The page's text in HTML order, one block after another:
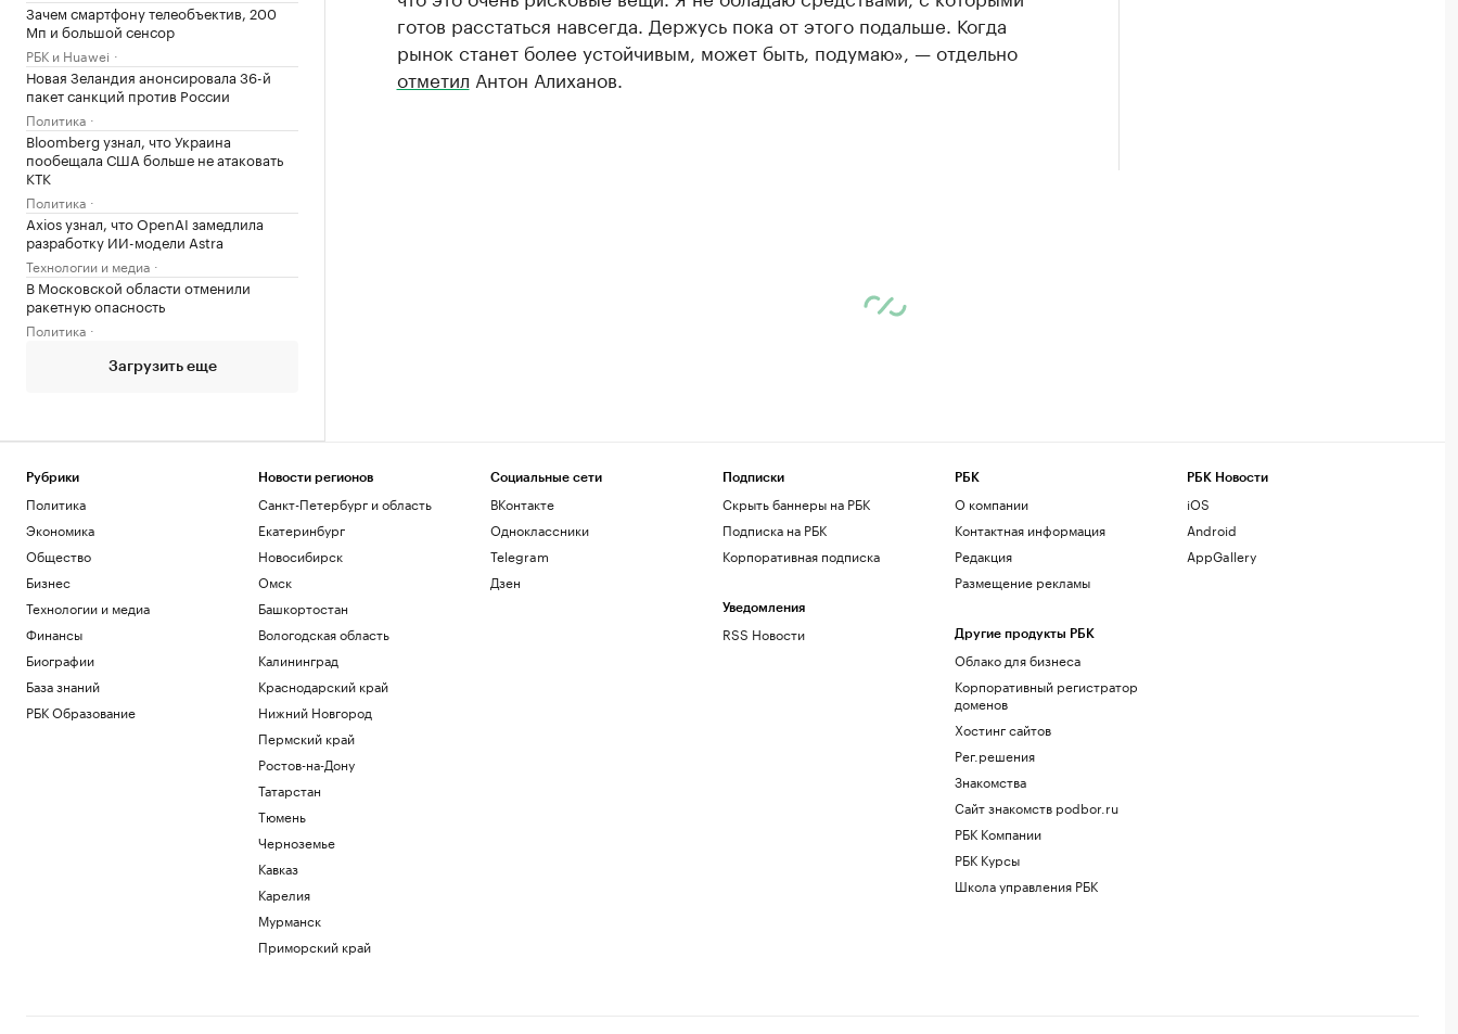
Зачем смартфону телеобъектив, 200
Мп и большой сенсор
РБК и Huawei
Новая Зеландия анонсировала 36-й
пакет санкций против России
Политика
Bloomberg узнал, что Украина
пообещала США больше не атаковать
КТК
Политика
Axios узнал, что OpenAI замедлила
разработку ИИ-модели Astra
Технологии и медиа
В Московской области отменили
ракетную опасность
Политика
Загрузить еще
готов расстаться навсегда. Держусь пока от этого подальше. Когда
рынок станет более устойчивым, может быть, подумаю», — отдельно
отметил Антон Алиханов.
Рубрики
Политика
Экономика
Общество
Бизнес
Технологии и медиа
Финансы
Биографии
База знаний
РБК Образование
Новости регионов
Санкт-Петербург и область
Екатеринбург
Новосибирск
Омск
Башкортостан
Вологодская область
Калининград
Краснодарский край
Нижний Новгород
Пермский край
Ростов-на-Дону
Татарстан
Тюмень
Черноземье
Кавказ
Карелия
Мурманск
Приморский край
Социальные сети
ВКонтакте
Одноклассники
Telegram
Дзен
Подписки
Скрыть баннеры на РБК
Подписка на РБК
Корпоративная подписка
Уведомления
RSS Новости
РБК
О компании
Контактная информация
Редакция
Размещение рекламы
Другие продукты РБК
Облако для бизнеса
Корпоративный регистратор
доменов
Хостинг сайтов
Рег.решения
Знакомства
Сайт знакомств podbor.ru
РБК Компании
РБК Курсы
Школа управления РБК
РБК Новости
iOS
Android
AppGallery